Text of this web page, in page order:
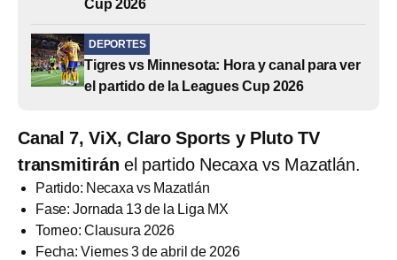
Cup 2026
DEPORTES
Tigres vs Minnesota: Hora y canal para ver
el partido de la Leagues Cup 2026
Canal 7, ViX, Claro Sports y Pluto TV
transmitirán el partido Necaxa vs Mazatlán.
Partido: Necaxa vs Mazatlán
Fase: Jornada 13 de la Liga MX
Torneo: Clausura 2026
Fecha: Viernes 3 de abril de 2026